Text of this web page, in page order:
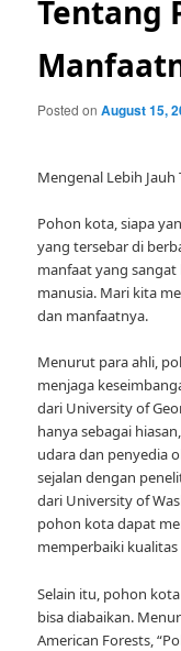
Tentang
Posted onAugust 15,
Mengenal Lebih
Pohon kota, siapa
yang tersebar di
manfaat yang
manusia. Mari kita
dan manfaatnya.
Menurut para ahli,
menjaga
dari University of
hanya sebagai
udara dan penyedia
sejalan dengan
dari University of
pohon kota dapat
memperbaiki
Selain itu, pohon
bisa diabaikan.
American Forests,